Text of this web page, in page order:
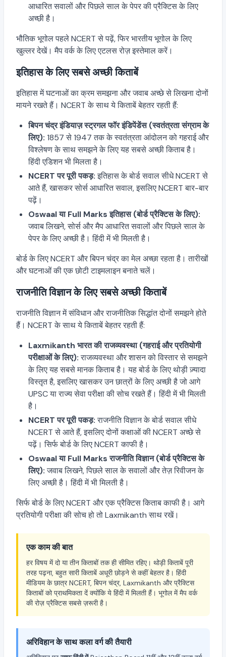
आधारित सवालों और पिछले साल के पेपर की प्रैक्टिस के लिए
अच्छी है।
भौतिक भूगोल पहले NCERT से पढ़ें, फिर भारतीय भूगोल के लिए
खुल्लर देखें। मैप वर्क के लिए एटलस रोज़ इस्तेमाल करें।
इतिहास के लिए सबसे अच्छी किताबें
इतिहास में घटनाओं का क्रम समझना और जवाब अच्छे से लिखना दोनों
मायने रखते हैं। NCERT के साथ ये किताबें बेहतर रहती हैं:
बिपन चंद्र इंडियाज़ स्ट्रगल फॉर इंडिपेंडेंस (स्वतंत्रता संग्राम के
लिए): 1857 से 1947 तक के स्वतंत्रता आंदोलन को गहराई और
विश्लेषण के साथ समझने के लिए यह सबसे अच्छी किताब है।
हिंदी एडिशन भी मिलता है।
NCERT पर पूरी पकड़:इतिहास के बोर्ड सवाल सीधे NCERT से
आते हैं, खासकर सोर्स आधारित सवाल, इसलिए NCERT बार-बार
पढ़ें।
Oswaal या Full Marks इतिहास (बोर्ड प्रैक्टिस के लिए):
जवाब लिखने, सोर्स और मैप आधारित सवालों और पिछले साल के
पेपर के लिए अच्छी है। हिंदी में भी मिलती है।
बोर्ड के लिए NCERT और बिपन चंद्र का मेल अच्छा रहता है। तारीखों
और घटनाओं की एक छोटी टाइमलाइन बनाते चलें।
राजनीति विज्ञान के लिए सबसे अच्छी किताबें
राजनीति विज्ञान में संविधान और राजनीतिक सिद्धांत दोनों समझने होते
हैं। NCERT के साथ ये किताबें बेहतर रहती हैं:
Laxmikanth भारत की राजव्यवस्था (गहराई और प्रतियोगी
परीक्षाओं के लिए):राजव्यवस्था और शासन को विस्तार से समझने
के लिए यह सबसे मानक किताब है। यह बोर्ड के लिए थोड़ी ज़्यादा
विस्तृत है, इसलिए खासकर उन छात्रों के लिए अच्छी है जो आगे
UPSC या राज्य सेवा परीक्षा की सोच रखते हैं। हिंदी में भी मिलती
है।
NCERT पर पूरी पकड़:राजनीति विज्ञान के बोर्ड सवाल सीधे
NCERT से आते हैं, इसलिए दोनों कक्षाओं की NCERT अच्छे से
पढ़ें। सिर्फ बोर्ड के लिए NCERT काफी है।
Oswaal या Full Marks राजनीति विज्ञान (बोर्ड प्रैक्टिस के
लिए):जवाब लिखने, पिछले साल के सवालों और तेज़ रिवीजन के
लिए अच्छी है। हिंदी में भी मिलती है।
सिर्फ बोर्ड के लिए NCERT और एक प्रैक्टिस किताब काफी है। आगे
प्रतियोगी परीक्षा की सोच हो तो Laxmikanth साथ रखें।
एक काम की बात
हर विषय में दो या तीन किताबों तक ही सीमित रहिए। थोड़ी किताबें पूरी
तरह पढ़ना, बहुत सारी किताबें अधूरी छोड़ने से कहीं बेहतर है। हिंदी
मीडियम के छात्र NCERT, बिपन चंद्र, Laxmikanth और प्रैक्टिस
किताबों को प्राथमिकता दें क्योंकि ये हिंदी में मिलती हैं। भूगोल में मैप वर्क
की रोज़ प्रैक्टिस सबसे ज़रूरी है।
अरिविहान के साथ कला वर्ग की तैयारी